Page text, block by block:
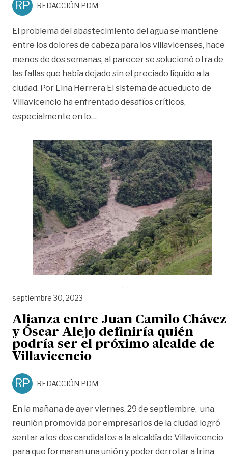
RP REDACCIÓN PDM
El problema del abastecimiento del agua se mantiene
entre los dolores de cabeza para los villavicenses, hace
menos de dos semanas, al parecer se solucionó otra de
las fallas que había dejado sin el preciado líquido a la
ciudad. Por Lina Herrera El sistema de acueducto de
Villavicencio ha enfrentado desafíos críticos,
especialmente en lo…
septiembre 30, 2023
Alianza entre Juan Camilo Chávez
y Óscar Alejo definiría quién
podría ser el próximo alcalde de
Villavicencio
RP REDACCIÓN PDM
En la mañana de ayer viernes, 29 de septiembre, una
reunión promovida por empresarios de la ciudad logró
sentar a los dos candidatos a la alcaldía de Villavicencio
para que formaran una unión y poder derrotar a Irina